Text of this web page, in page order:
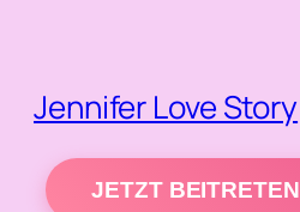
Jennifer Love Story
JETZT BEITRETEN